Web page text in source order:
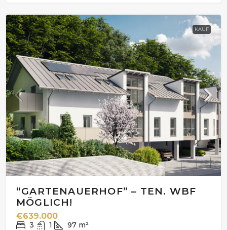
KAUF
“GARTENAUERHOF” – TEN. WBF
MÖGLICH!
€639.000
3 1 97 m²